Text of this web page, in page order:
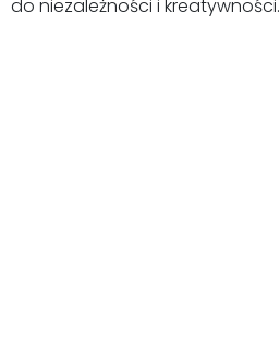
do niezależności i kreatywności.